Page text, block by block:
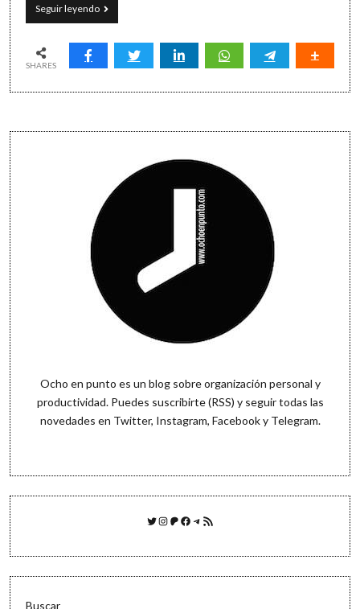
Seguir leyendo10
beneficios
explicados
no
SHARES
Sidebar
Ocho en punto es un blog sobre organización personal y
productividad. Puedes suscribirte (RSS) y seguir todas las
novedades en Twitter, Instagram, Facebooky Telegram.
Twitter
Instagram
Patreon
Facebook
Telegram
Feed RSS
Buscar